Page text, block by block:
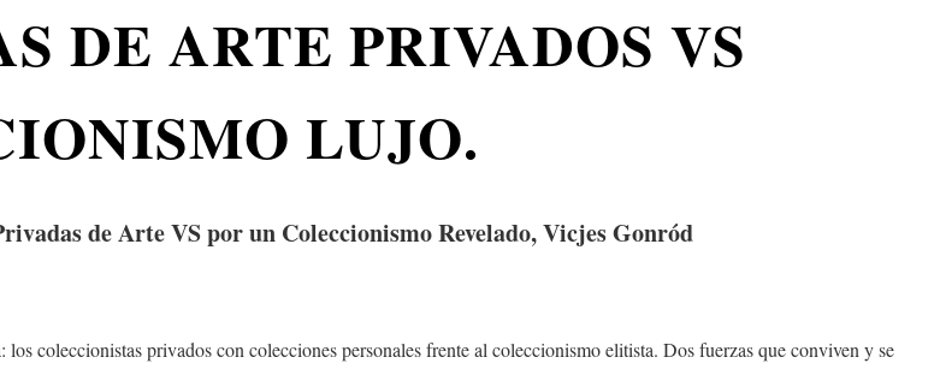
DE ARTE PRIVADOS VS
LUJO.
de Arte VS por un Coleccionismo Revelado, Vicjes Gonród
coleccionistas privados con colecciones personales frente al coleccionismo elitista. Dos fuerzas que conviven y se